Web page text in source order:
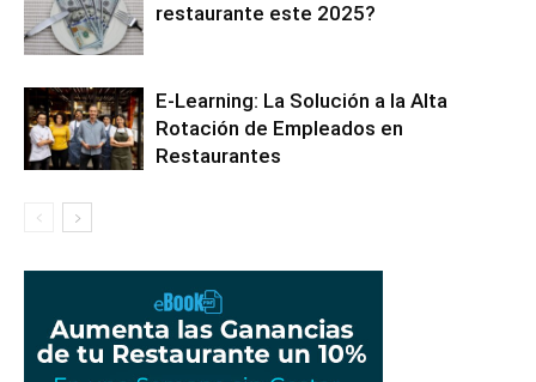
restaurante este 2025?
E-Learning: La Solución a la Alta
Rotación de Empleados en
Restaurantes